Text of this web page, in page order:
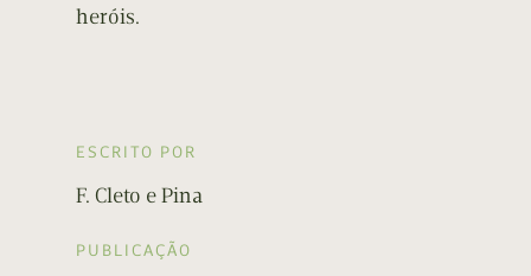
heróis.
ESCRITO POR
F. Cleto e Pina
PUBLICAÇÃO